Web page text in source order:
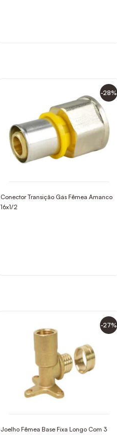
-28%
Conector Transição Gás Fêmea Amanco
16x1/2
-27%
Joelho Fêmea Base Fixa Longo Com 3